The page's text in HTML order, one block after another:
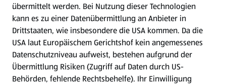
Meine Meinung. Mein HOFER.
Gutscheingroßbestellung
(öffnet in einem neuen Tab)
Folge uns hier:
übermittelt werden. Bei Nutzung dieser Technologien
kann es zu einer Datenübermittlung an Anbieter in
Drittstaaten, wie insbesondere die USA kommen. Da die
USA laut Europäischem Gerichtshof kein angemessenes
Datenschutzniveau aufweist, bestehen aufgrund der
Übermittlung Risiken (Zugriff auf Daten durch US-
Behörden, fehlende Rechtsbehelfe). Ihr Einwilligung